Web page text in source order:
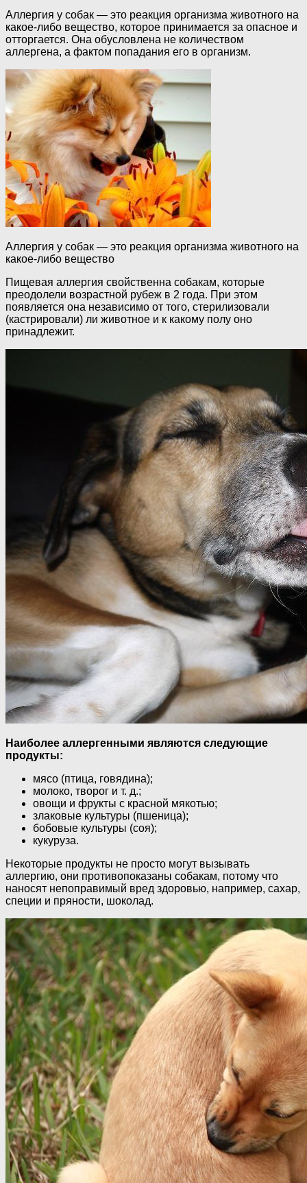
Аллергия у собак — это реакция организма животного на
какое-либо вещество, которое принимается за опасное и
отторгается. Она обусловлена не количеством
аллергена, а фактом попадания его в организм.
Аллергия у собак — это реакция организма животного на
какое-либо вещество
Пищевая аллергия свойственна собакам, которые
преодолели возрастной рубеж в 2 года. При этом
появляется она независимо от того, стерилизовали
(кастрировали) ли животное и к какому полу оно
принадлежит.
Наиболее аллергенными являются следующие
продукты:
мясо (птица, говядина);
молоко, творог и т. д.;
овощи и фрукты с красной мякотью;
злаковые культуры (пшеница);
бобовые культуры (соя);
кукуруза.
Некоторые продукты не просто могут вызывать
аллергию, они противопоказаны собакам, потому что
наносят непоправимый вред здоровью, например, сахар,
специи и пряности, шоколад.